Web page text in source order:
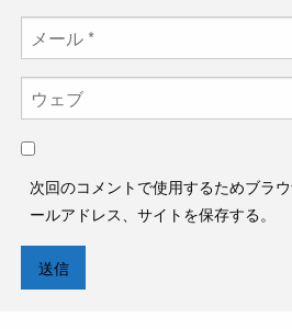
次回のコメントで使用するためブラ
ールアドレス、サイトを保存する。